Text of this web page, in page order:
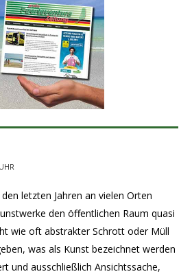
letzten Jahren an vielen Orten
den öffentlichen Raum quasi
wie oft abstrakter Schrott oder Müll
was als Kunst bezeichnet werden
und ausschließlich Ansichtssache,